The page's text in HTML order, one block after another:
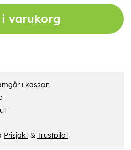
varukorg
i kassan
Prisjakt& Trustpilot